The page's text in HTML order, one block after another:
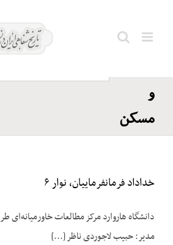
وزارت
و
مسکن
for:
خداداد فرمانفرماییان، نوار ۶
دانشگاه هاروارد مرکز مطالعات خاورمیانه‌ای
مدیر: حبیب لاجوردی ناظر [...]